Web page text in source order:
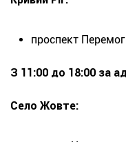
проспект
З 11:00 до 18:00 за
Село Жовте: